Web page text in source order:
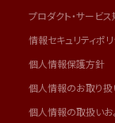
プロダクト・サービ
情報セキュリティポ
個人情報保護方針
個人情報のお取り扱
個人情報の取扱い